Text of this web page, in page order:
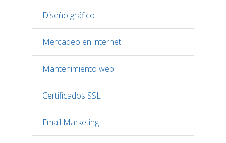
Diseño gráfico
Mercadeo en internet
Mantenimiento web
Certificados SSL
Email Marketing